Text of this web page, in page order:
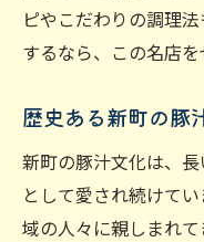
ピやこだわりの調理
するなら、この名店を
歴史ある新町の豚
新町の豚汁文化は、
として愛され続けて
域の人々に親しまれ